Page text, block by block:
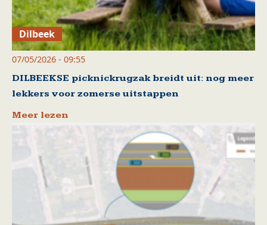
Dilbeek
07/05/2026 - 09:55
DILBEEKSE picknickrugzak breidt uit: nog meer
lekkers voor zomerse uitstappen
Meer lezen